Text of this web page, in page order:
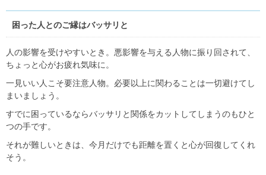
困った人とのご縁はバッサリと
人の影響を受けやすいとき。悪影響を与える人物に振り回されて、
ちょっと心がお疲れ気味に。
一見いい人こそ要注意人物。必要以上に関わることは一切避けてし
まいましょう。
すでに困っているならバッサリと関係をカットしてしまうのもひと
つの手です。
それが難しいときは、今月だけでも距離を置くと心が回復してくれ
そう。